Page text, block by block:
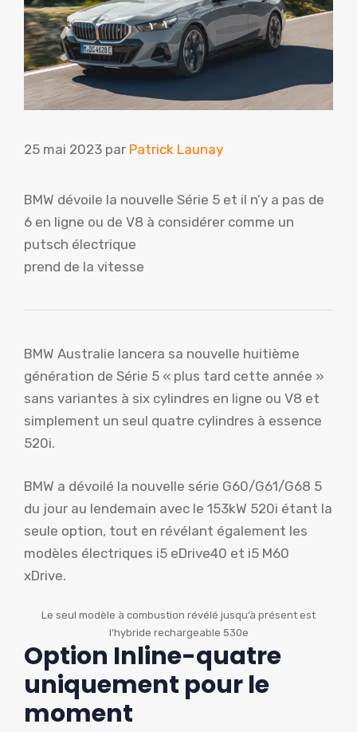
25 mai 2023 par Patrick Launay
BMW dévoile la nouvelle Série 5 et il n’y a pas de
6 en ligne ou de V8 à considérer comme un
putsch électrique
prend de la vitesse
BMW Australie lancera sa nouvelle huitième
génération de Série 5 « plus tard cette année »
sans variantes à six cylindres en ligne ou V8 et
simplement un seul quatre cylindres à essence
520i.
BMW a dévoilé la nouvelle série G60/G61/G68 5
du jour au lendemain avec le 153kW 520i étant la
seule option, tout en révélant également les
modèles électriques i5 eDrive40 et i5 M60
xDrive.
Le seul modèle à combustion révélé jusqu’à présent est
l’hybride rechargeable 530e
Option Inline-quatre
uniquement pour le
moment